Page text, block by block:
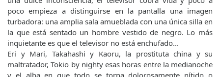
poco empieza a distinguirse en la pantalla una imagen
turbadora: una amplia sala amueblada con una única silla en
la que está sentado un hombre vestido de negro. Lo más
inquietante es que el televisor no está enchufado...
Eri y Mari, Takahashi y Kaoru, la prostituta china y su
maltratador, Tokio by nighty esas horas entre la medianoche